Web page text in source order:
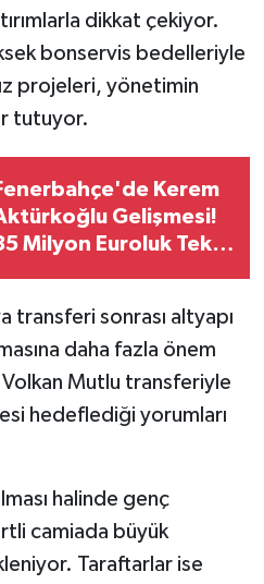
dikkat çekiyor.
bonservis bedelleriyle
projeleri, yönetimin
tutuyor.
Kerem
Gelişmesi!
Milyon Euroluk Teklif
transferi sonrası altyapı
daha fazla önem
Mutlu transferiyle
hedeflediği yorumları
halinde genç
camiada büyük
Taraftarlar ise